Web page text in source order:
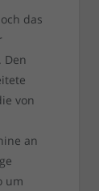
das
Den
von
an
um